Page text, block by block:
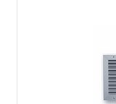
Расходные